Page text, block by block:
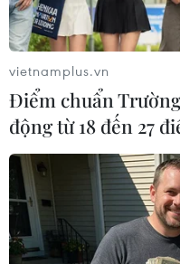
vietnamplus.vn
Điểm chuẩn
động từ 18 đến 27